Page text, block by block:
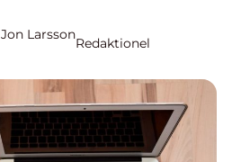
Jon Larsson
Redaktionel